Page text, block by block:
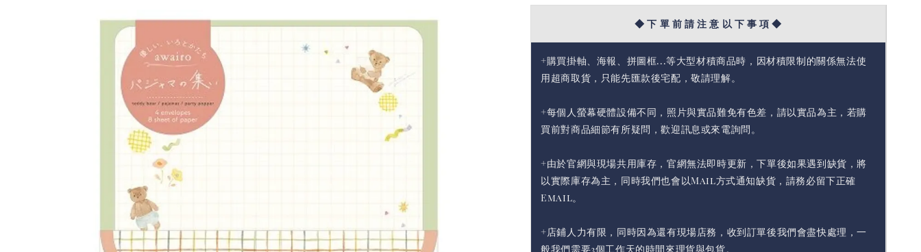
◆ 下 單 前 請 注 意 以 下 事 項 ◆
+購買掛軸、海報、拼圖框...等大型材積商品時，因材積限制的關係無法使
用超商取貨，只能先匯款後宅配，敬請理解。
+每個人螢幕硬體設備不同，照片與實品難免有色差，請以實品為主，若購
買前對商品細節有所疑問，歡迎訊息或來電詢問。
+由於官網與現場共用庫存，官網無法即時更新，下單後如果遇到缺貨，將
以實際庫存為主，同時我們也會以Mail方式通知缺貨，請務必留下正確
Email。
+店鋪人力有限，同時因為還有現場店務，收到訂單後我們會盡快處理，一
般我們需要3個工作天的時間來理貨與包貨。